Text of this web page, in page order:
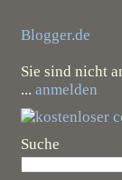
Blogger.de
Sie sind nicht
... anmelden
Suche